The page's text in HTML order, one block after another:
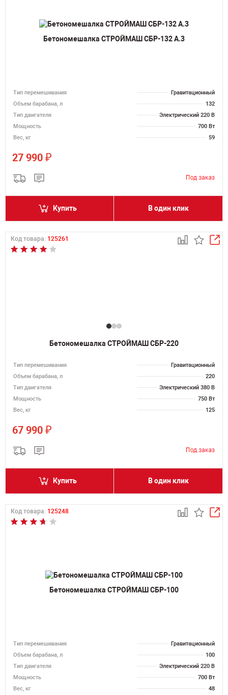
Бетономешалка СТРОЙМАШ СБР-132 А.3
Тип перемешивания
Гравитационный
Объем барабана, л
132
Тип двигателя
Электрический 220 В
Мощность
700 Вт
Вес, кг
59
27 990 ₽
Купить В один клик
Код товара: 125261
Бетономешалка СТРОЙМАШ СБР-220
Тип перемешивания
Гравитационный
Объем барабана, л
220
Тип двигателя
Электрический 380 В
Мощность
750 Вт
Вес, кг
125
67 990 ₽
Купить В один клик
Код товара: 125248
Бетономешалка СТРОЙМАШ СБР-100
Тип перемешивания
Гравитационный
Объем барабана, л
100
Тип двигателя
Электрический 220 В
Мощность
700 Вт
Вес, кг
48